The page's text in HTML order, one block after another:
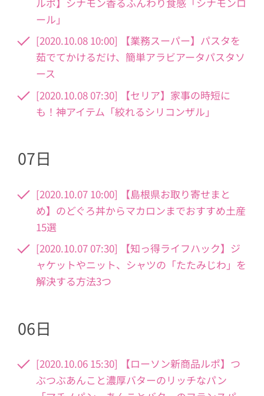
ール」
[2020.10.08 10:00] 【業務スーパー】パスタを
茹でてかけるだけ、簡単アラビアータパスタソ
ース
[2020.10.08 07:30] 【セリア】家事の時短に
も！神アイテム「絞れるシリコンザル」
07日
[2020.10.07 10:00] 【島根県お取り寄せまと
め】のどぐろ丼からマカロンまでおすすめ土産
15選
[2020.10.07 07:30] 【知っ得ライフハック】ジ
ャケットやニット、シャツの「たたみじわ」を
解決する方法3つ
06日
[2020.10.06 15:30] 【ローソン新商品ルポ】つ
ぶつぶあんこと濃厚バターのリッチなパン